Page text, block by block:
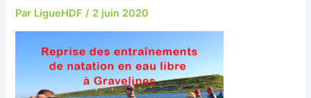
Par LigueHDF/ 2 juin 2020